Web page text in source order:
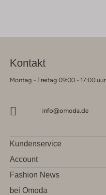
Kontakt
Montag - Freitag 09:00 - 17:00 uur
info@omoda.de
Kundenservice
Account
Fashion News
bei Omoda